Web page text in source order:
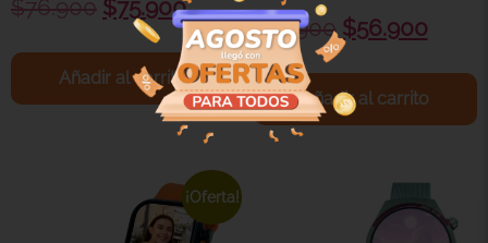
$76.900 $75.900
Añadir al carrito
$57.900 $56.900
Añadir al carrito
¡Oferta!